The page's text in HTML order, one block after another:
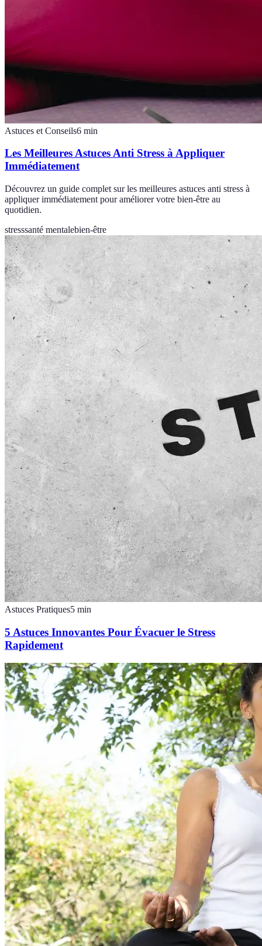
Astuces et Conseils6 min
Les Meilleures Astuces Anti Stress à Appliquer
Immédiatement
Découvrez un guide complet sur les meilleures astuces anti stress à
appliquer immédiatement pour améliorer votre bien-être au
quotidien.
stresssanté mentalebien-être
Astuces Pratiques5 min
5 Astuces Innovantes Pour Évacuer le Stress
Rapidement